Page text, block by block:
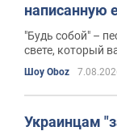
написанную
"Будь собой" –
свете, который
Шоу Oboz
Украинцам